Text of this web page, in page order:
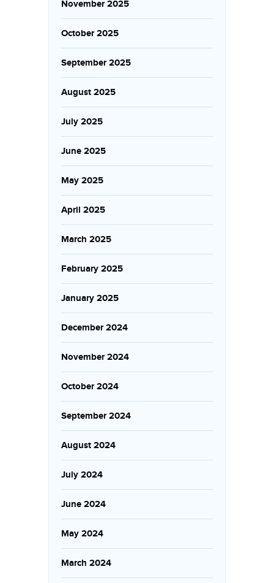
November 2025
October 2025
September 2025
August 2025
July 2025
June 2025
May 2025
April 2025
March 2025
February 2025
January 2025
December 2024
November 2024
October 2024
September 2024
August 2024
July 2024
June 2024
May 2024
March 2024